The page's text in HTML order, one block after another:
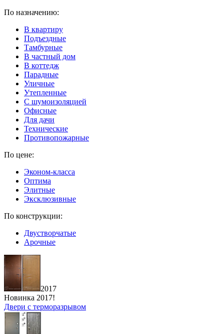
По назначению:
В квартиру
Подъездные
Тамбурные
В частный дом
В коттедж
Парадные
Уличные
Утепленные
C шумоизоляцией
Офисные
Для дачи
Технические
Противопожарные
По цене:
Эконом-класса
Оптима
Элитные
Эксклюзивные
По конструкции:
Двустворчатые
Арочные
2017
Новинка 2017!
Двери с терморазрывом